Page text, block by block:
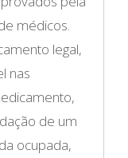
médicos.
legal,
nas
de um
ocupada,